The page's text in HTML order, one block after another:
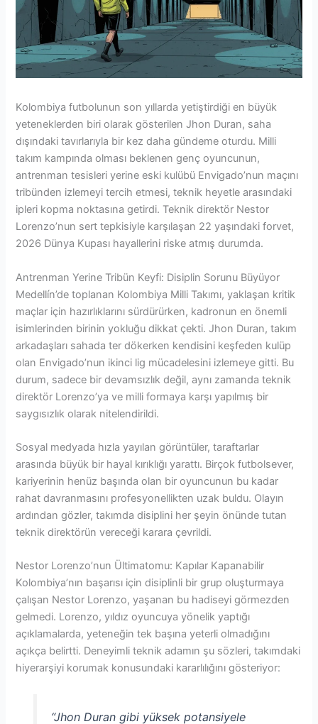
Kolombiya futbolunun son yıllarda yetiştirdiği en büyük
yeteneklerden biri olarak gösterilen Jhon Duran, saha
dışındaki tavırlarıyla bir kez daha gündeme oturdu. Milli
takım kampında olması beklenen genç oyuncunun,
antrenman tesisleri yerine eski kulübü Envigado’nun maçını
tribünden izlemeyi tercih etmesi, teknik heyetle arasındaki
ipleri kopma noktasına getirdi. Teknik direktör Nestor
Lorenzo’nun sert tepkisiyle karşılaşan 22 yaşındaki forvet,
2026 Dünya Kupası hayallerini riske atmış durumda.
Antrenman Yerine Tribün Keyfi: Disiplin Sorunu Büyüyor
Medellín’de toplanan Kolombiya Milli Takımı, yaklaşan kritik
maçlar için hazırlıklarını sürdürürken, kadronun en önemli
isimlerinden birinin yokluğu dikkat çekti. Jhon Duran, takım
arkadaşları sahada ter dökerken kendisini keşfeden kulüp
olan Envigado’nun ikinci lig mücadelesini izlemeye gitti. Bu
durum, sadece bir devamsızlık değil, aynı zamanda teknik
direktör Lorenzo’ya ve milli formaya karşı yapılmış bir
saygısızlık olarak nitelendirildi.
Sosyal medyada hızla yayılan görüntüler, taraftarlar
arasında büyük bir hayal kırıklığı yarattı. Birçok futbolsever,
kariyerinin henüz başında olan bir oyuncunun bu kadar
rahat davranmasını profesyonellikten uzak buldu. Olayın
ardından gözler, takımda disiplini her şeyin önünde tutan
teknik direktörün vereceği karara çevrildi.
Nestor Lorenzo’nun Ültimatomu: Kapılar Kapanabilir
Kolombiya’nın başarısı için disiplinli bir grup oluşturmaya
çalışan Nestor Lorenzo, yaşanan bu hadiseyi görmezden
gelmedi. Lorenzo, yıldız oyuncuya yönelik yaptığı
açıklamalarda, yeteneğin tek başına yeterli olmadığını
açıkça belirtti. Deneyimli teknik adamın şu sözleri, takımdaki
hiyerarşiyi korumak konusundaki kararlılığını gösteriyor:
“Jhon Duran gibi yüksek potansiyele